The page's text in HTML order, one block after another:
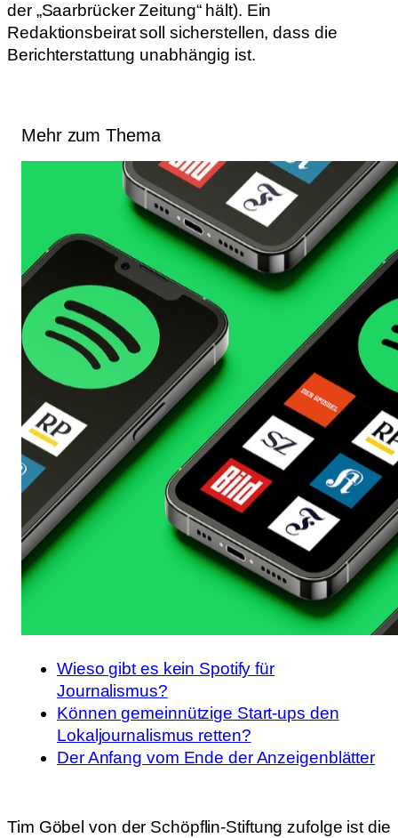
der „Saarbrücker Zeitung“ hält). Ein
Redaktionsbeirat soll sicherstellen, dass die
Berichterstattung unabhängig ist.
Mehr zum Thema
Wieso gibt es kein Spotify für
Journalismus?
Können gemeinnützige Start-ups den
Lokaljournalismus retten?
Der Anfang vom Ende der Anzeigenblätter
Tim Göbel von der Schöpflin-Stiftung zufolge ist die